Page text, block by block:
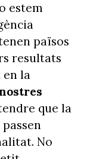
estem
països
resultats
en la
que la
No